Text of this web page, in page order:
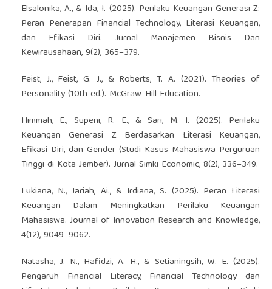
Elsalonika, A., & Ida, I. (2025). Perilaku Keuangan Generasi Z:
Peran Penerapan Financial Technology, Literasi Keuangan,
dan Efikasi Diri. Jurnal Manajemen Bisnis Dan
Kewirausahaan, 9(2), 365–379.
Feist, J., Feist, G. J., & Roberts, T. A. (2021). Theories of
Personality (10th ed.). McGraw-Hill Education.
Himmah, E., Supeni, R. E., & Sari, M. I. (2025). Perilaku
Keuangan Generasi Z Berdasarkan Literasi Keuangan,
Efikasi Diri, dan Gender (Studi Kasus Mahasiswa Perguruan
Tinggi di Kota Jember). Jurnal Simki Economic, 8(2), 336–349.
Lukiana, N., Jariah, Ai., & Irdiana, S. (2025). Peran Literasi
Keuangan Dalam Meningkatkan Perilaku Keuangan
Mahasiswa. Journal of Innovation Research and Knowledge,
4(12), 9049–9062.
Natasha, J. N., Hafidzi, A. H., & Setianingsih, W. E. (2025).
Pengaruh Financial Literacy, Financial Technology dan